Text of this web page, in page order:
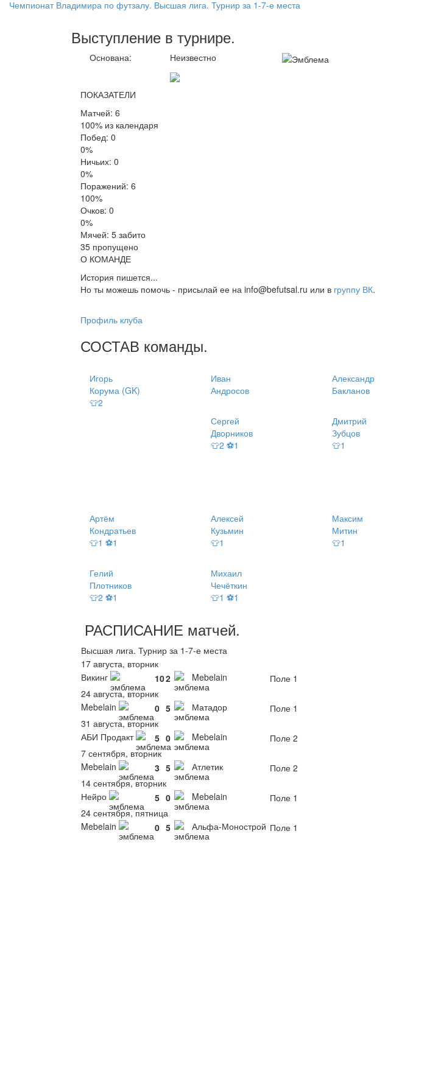
Чемпионат Владимира по футзалу. Высшая лига. Турнир за 1-7-е места
Выступление в турнире.
Основана: Неизвестно
ПОКАЗАТЕЛИ
Матчей: 6
100% из календаря
Побед: 0
0%
Ничьих: 0
0%
Поражений: 6
100%
Очков: 0
0%
Мячей: 5 забито
35 пропущено
О КОМАНДЕ
История пишется...
Но ты можешь помочь - присылай ее на info@befutsal.ru или в группу ВК.
Профиль клуба
СОСТАВ команды.
Игорь
Корума (GK)
👕2
Иван
Андросов
Александр
Бакланов
Сергей
Дворников
👕2 ⚽1
Дмитрий
Зубцов
👕1
Артём
Кондратьев
👕1 ⚽1
Алексей
Кузьмин
👕1
Максим
Митин
👕1
Гелий
Плотников
👕2 ⚽1
Михаил
Чечёткин
👕1 ⚽1
РАСПИСАНИЕ матчей.
Высшая лига. Турнир за 1-7-е места
17 августа, вторник
Викинг
102 Mebelain
Поле 1
24 августа, вторник
Mebelain
0 5 Матадор
Поле 1
31 августа, вторник
АБИ Продакт
5 0 Mebelain
Поле 2
7 сентября, вторник
Mebelain
3 5 Атлетик
Поле 2
14 сентября, вторник
Нейро
5 0 Mebelain
Поле 1
24 сентября, пятница
Mebelain
0 5 Альфа-Монострой Поле 1